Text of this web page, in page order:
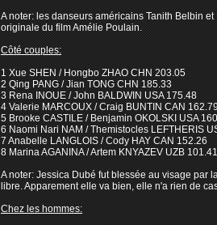
A noter: les danseurs américains Tanith Belbin
originale du film Amélie Poulain.
Côté couples:
1 Xue SHEN / Hongbo ZHAO CHN 203.05
2 Qing PANG / Jian TONG CHN 185.33
3 Rena INOUE / John BALDWIN USA 175.48
4 Valerie MARCOUX / Craig BUNTIN CAN
5 Brooke CASTILE / Benjamin OKOLSKI USA
6 Naomi Nari NAM / Themistocles LEFTHERIS
7 Anabelle LANGLOIS / Cody HAY CAN 152.26
8 Marina AGANINA / Artem KNYAZEV UZB 101.41
A noter: Jessica Dubé fut blessée au visage par
libre. Apparement elle va bien, elle n'a rien de
Chez les hommes: